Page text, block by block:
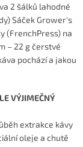
2 šálků lahodné
Sáček Grower's
(FrenchPress) na
– 22 g čerstvé
pochází a jakou
VÝJIMEČNÝ
extrakce kávy
oleje a chutě